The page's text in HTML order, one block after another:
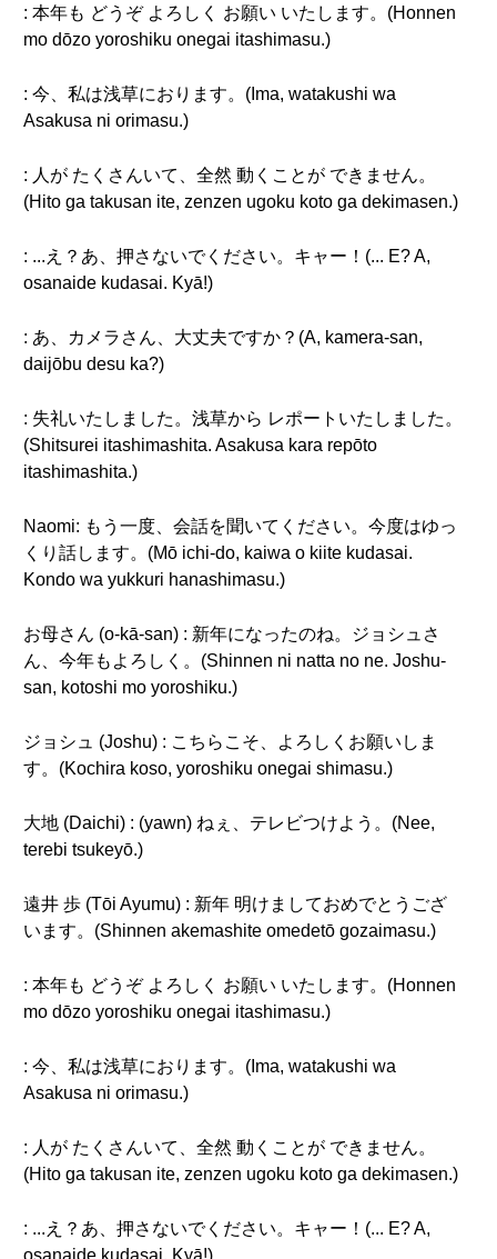
: 本年も どうぞ よろしく お願い いたします。(Honnen
mo dōzo yoroshiku onegai itashimasu.)
: 今、私は浅草におります。(Ima, watakushi wa
Asakusa ni orimasu.)
: 人が たくさんいて、全然 動くことが できません。
(Hito ga takusan ite, zenzen ugoku koto ga dekimasen.)
: ...え？あ、押さないでください。キャー！(... E? A,
osanaide kudasai. Kyā!)
: あ、カメラさん、大丈夫ですか？(A, kamera-san,
daijōbu desu ka?)
: 失礼いたしました。浅草から レポートいたしました。
(Shitsurei itashimashita. Asakusa kara repōto
itashimashita.)
Naomi: もう一度、会話を聞いてください。今度はゆっ
くり話します。(Mō ichi-do, kaiwa o kiite kudasai.
Kondo wa yukkuri hanashimasu.)
お母さん (o-kā-san) : 新年になったのね。ジョシュさ
ん、今年もよろしく。(Shinnen ni natta no ne. Joshu-
san, kotoshi mo yoroshiku.)
ジョシュ (Joshu) : こちらこそ、よろしくお願いしま
す。(Kochira koso, yoroshiku onegai shimasu.)
大地 (Daichi) : (yawn) ねぇ、テレビつけよう。(Nee,
terebi tsukeyō.)
遠井 歩 (Tōi Ayumu) : 新年 明けましておめでとうござ
います。(Shinnen akemashite omedetō gozaimasu.)
: 本年も どうぞ よろしく お願い いたします。(Honnen
mo dōzo yoroshiku onegai itashimasu.)
: 今、私は浅草におります。(Ima, watakushi wa
Asakusa ni orimasu.)
: 人が たくさんいて、全然 動くことが できません。
(Hito ga takusan ite, zenzen ugoku koto ga dekimasen.)
: ...え？あ、押さないでください。キャー！(... E? A,
osanaide kudasai. Kyā!)